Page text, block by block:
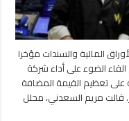
سهم
أوراسكوم
مغلقة
المالية والسندات مؤخرا
الضوء على أداء شركة
تعظيم القيمة المضافة
في بيانه المرسل بتاريخ 8 فبراير. قالت مريم السعدني، محلل